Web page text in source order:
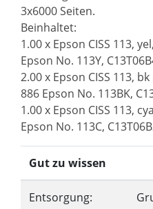
3x6000 Seiten.
Beinhaltet:
1.00 x Epson CISS 113,
Epson No. 113Y,
2.00 x Epson CISS 113,
886 Epson No. 113BK,
1.00 x Epson CISS 113,
Epson No. 113C,
Gut zu wissen
Entsorgung: